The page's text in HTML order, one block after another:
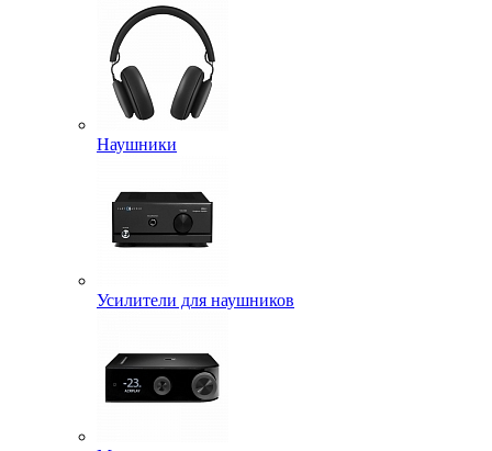
Наушники
Усилители для наушников